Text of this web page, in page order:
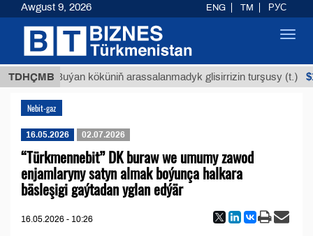
TDHÇMBBuýan köküniň arassalanmadyk glisirrizin turşusy (t.)
Nebit-gaz
16.05.2026 02.07.2026
“Türkmennebit” DK buraw we umumy zawod
enjamlaryny satyn almak boýunça halkara
bäsleşigi gaýtadan yglan edýär
16.05.2026 - 10:26
Awgust 9, 2026 ENG TM РУС